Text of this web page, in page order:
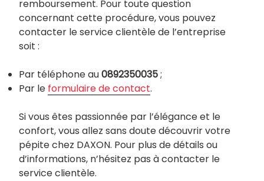
remboursement. Pour toute question
concernant cette procédure, vous pouvez
contacter le service clientèle de l’entreprise
soit :
Par téléphone au0892350035;
Par le formulaire de contact.
Si vous êtes passionnée par l’élégance et le
confort, vous allez sans doute découvrir votre
pépite chez DAXON. Pour plus de détails ou
d’informations, n’hésitez pas à contacter le
service clientèle.